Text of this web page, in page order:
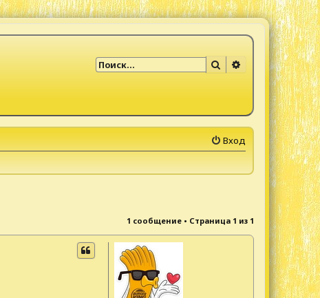
Поиск Расширенный
Вход
1 сообщение • Страница 1 из 1